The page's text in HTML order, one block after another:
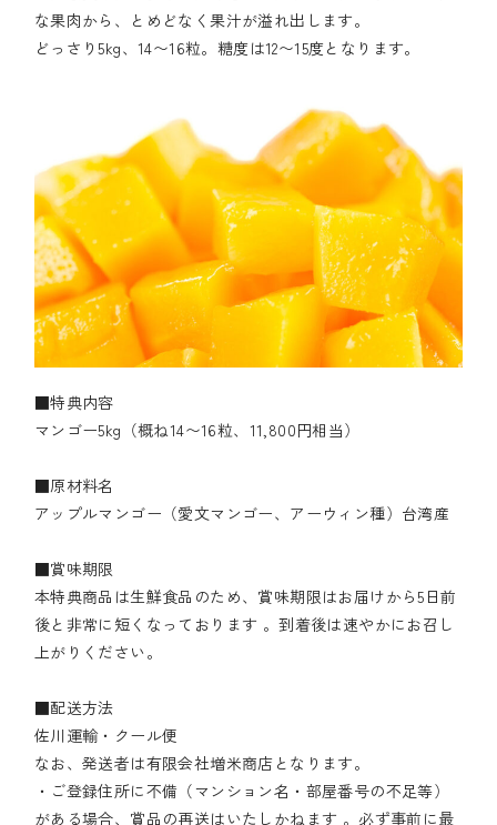
な果肉から、とめどなく果汁が溢れ出します。
どっさり5kg、14〜16粒。糖度は12〜15度となります。
■特典内容
マンゴー5kg（概ね14〜16粒、11,800円相当）
■原材料名
アップルマンゴー（愛文マンゴー、アーウィン種）台湾産
■賞味期限
本特典商品は生鮮食品のため、賞味期限はお届けから5日前
後と非常に短くなっております 。到着後は速やかにお召し
上がりください。
■配送方法
佐川運輸・クール便
なお、発送者は有限会社増米商店となります。
・ご登録住所に不備（マンション名・部屋番号の不足等）
がある場合、賞品の再送はいたしかねます 。必ず事前に最